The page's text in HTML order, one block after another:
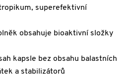
superefektivní
obsahuje bioaktivní složky
kapsle bez obsahu balastních
a stabilizátorů